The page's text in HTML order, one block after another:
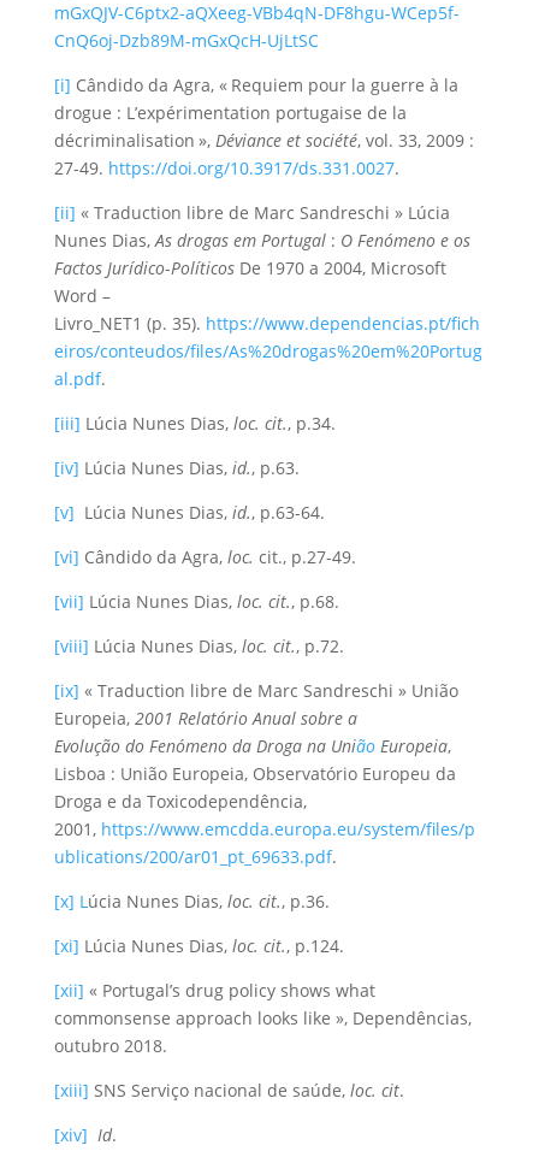
mGxQJV-C6ptx2-aQXeeg-VBb4qN-DF8hgu-WCep5f-
CnQ6oj-Dzb89M-mGxQcH-UjLtSC
[i] Cândido da Agra, « Requiem pour la guerre à la
drogue : L’expérimentation portugaise de la
décriminalisation », Déviance et société, vol. 33, 2009 :
27-49. https://doi.org/10.3917/ds.331.0027.
[ii] « Traduction libre de Marc Sandreschi » Lúcia
Nunes Dias,As drogas em Portugal : O Fenómeno e os
Factos Jurídico-PolíticosDe 1970 a 2004, Microsoft
Word –
Livro_NET1 (p. 35). https://www.dependencias.pt/fich
eiros/conteudos/files/As%20drogas%20em%20Portug
al.pdf.
[iii] Lúcia Nunes Dias, loc. cit., p.34.
[iv] Lúcia Nunes Dias, id., p.63.
[v] Lúcia Nunes Dias, id., p.63-64.
[vi] Cândido da Agra, loc. cit., p.27-49.
[vii] Lúcia Nunes Dias, loc. cit., p.68.
[viii] Lúcia Nunes Dias, loc. cit., p.72.
[ix] « Traduction libre de Marc Sandreschi » União
Europeia, 2001 Relatório Anual sobre a
Evolução do Fenómeno da Droga na UniãoEuropeia,
Lisboa : União Europeia, Observatório Europeu da
Droga e da Toxicodependência,
2001, https://www.emcdda.europa.eu/system/files/p
ublications/200/ar01_pt_69633.pdf.
[x] Lúcia Nunes Dias, loc. cit., p.36.
[xi] Lúcia Nunes Dias, loc. cit., p.124.
[xii] « Portugal’s drug policy shows what
commonsense approach looks like », Dependências,
outubro 2018.
[xiii] SNS Serviço nacional de saúde, loc. cit.
[xiv] Id.